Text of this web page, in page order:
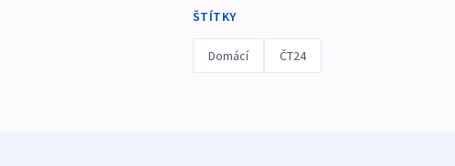
ŠTÍTKY
Domácí ČT24